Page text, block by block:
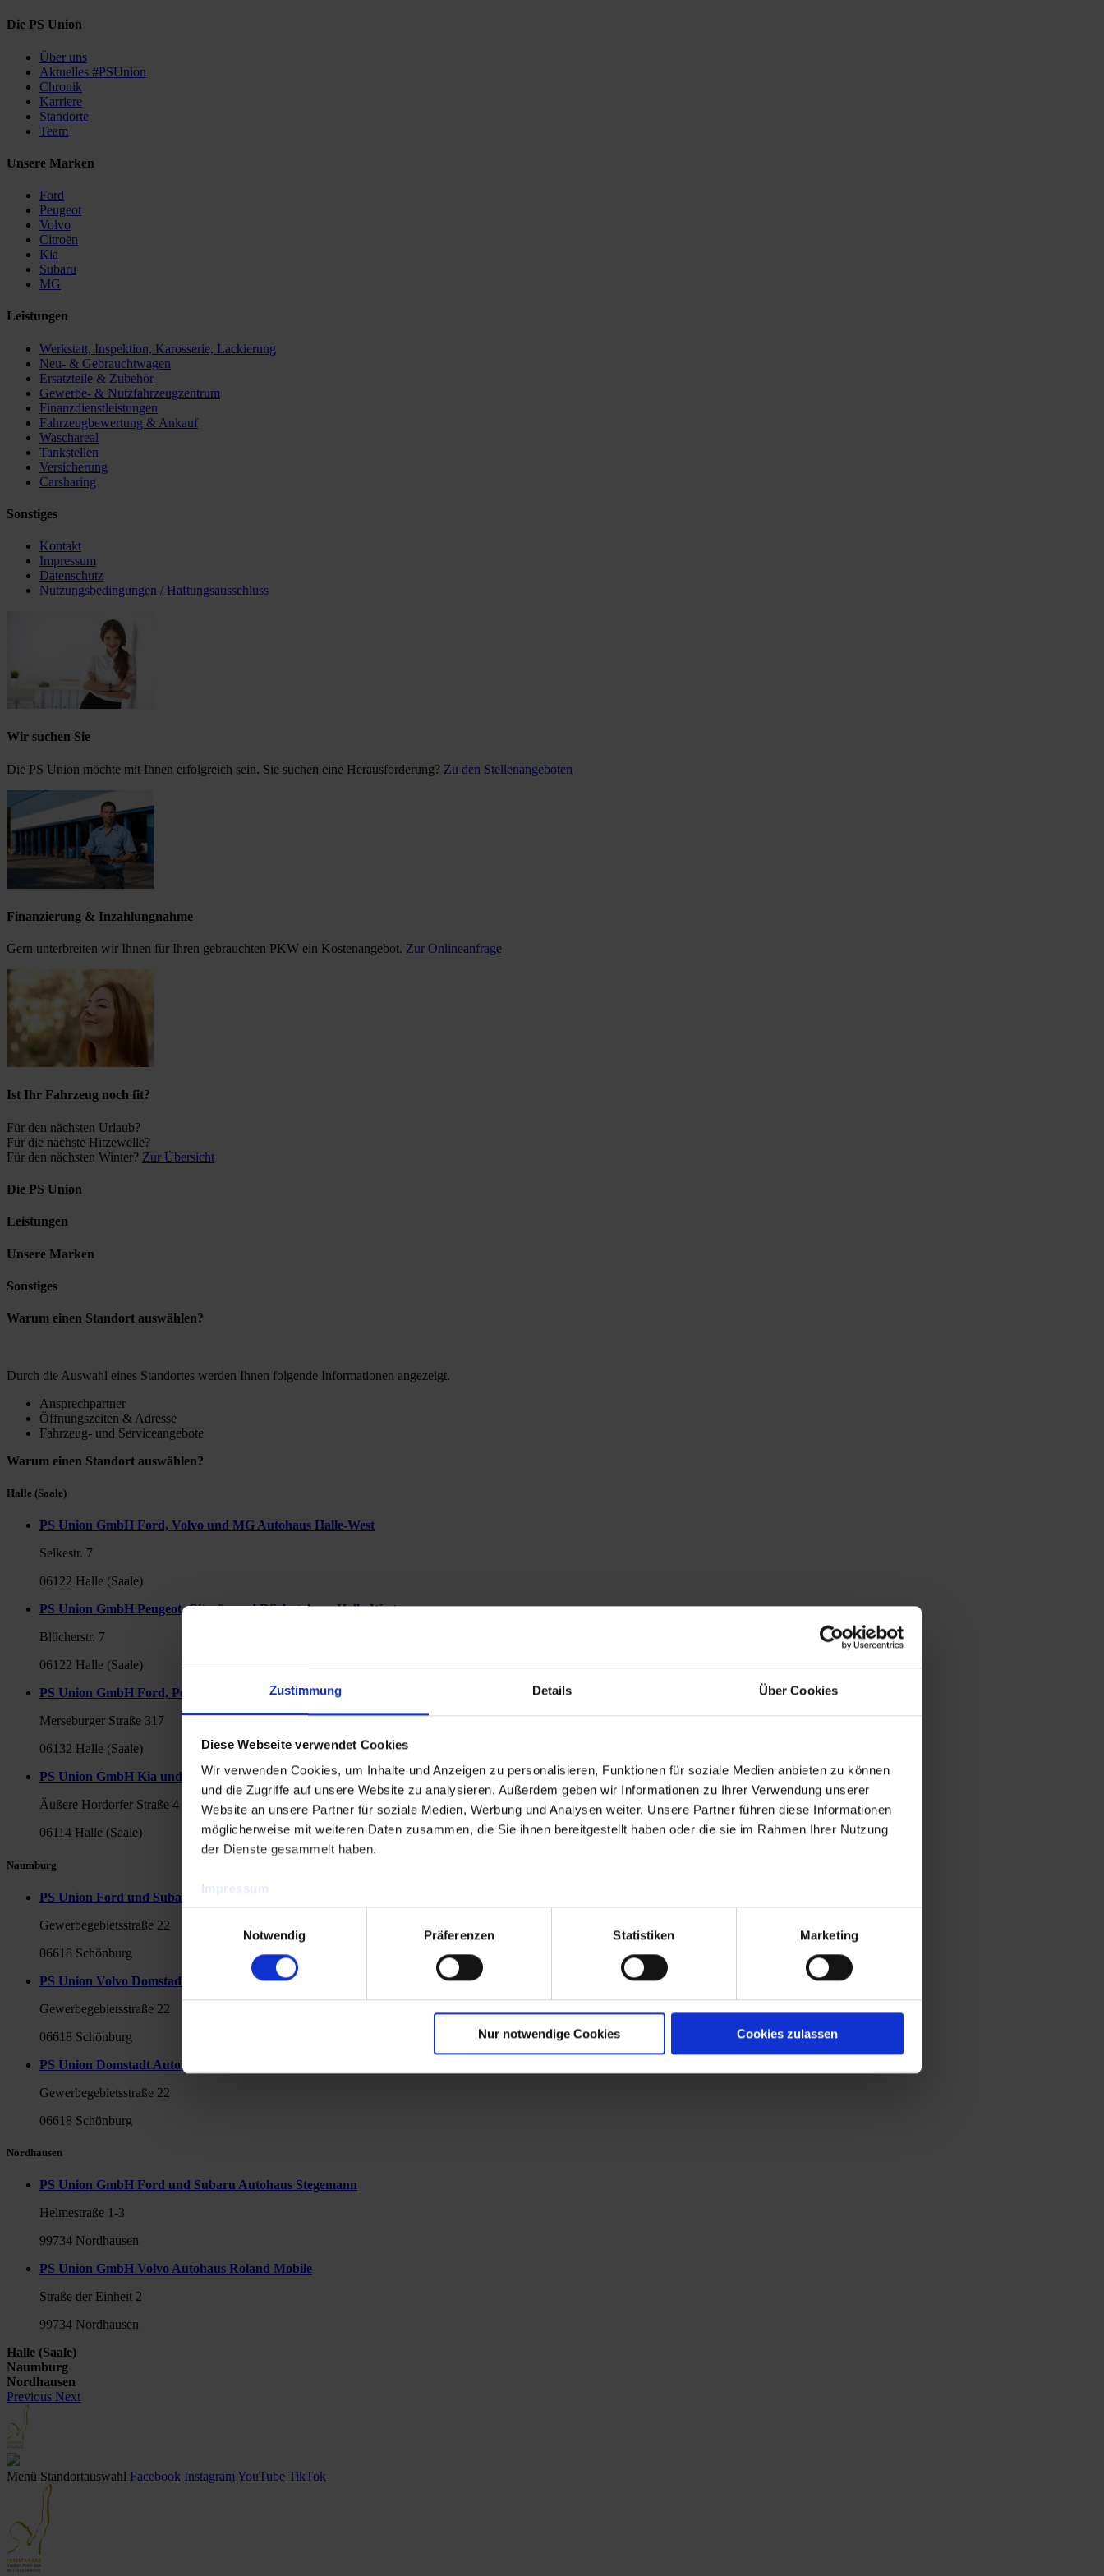
Zustimmung Details Über Cookies
Diese Webseite verwendet Cookies
Wir verwenden Cookies, um Inhalte und Anzeigen zu personalisieren, Funktionen für soziale Medien anbieten zu können
und die Zugriffe auf unsere Website zu analysieren. Außerdem geben wir Informationen zu Ihrer Verwendung unserer
Website an unsere Partner für soziale Medien, Werbung und Analysen weiter. Unsere Partner führen diese Informationen
möglicherweise mit weiteren Daten zusammen, die Sie ihnen bereitgestellt haben oder die sie im Rahmen Ihrer Nutzung
der Dienste gesammelt haben.
Impressum
Datenschutzerklärung
Notwendig
Präferenzen Statistiken Marketing
Nur notwendige Cookies Cookies zulassen
Die PS Union
Über uns
Aktuelles #PSUnion
Chronik
Karriere
Standorte
Team
Unsere Marken
Ford
Peugeot
Volvo
Citroën
Kia
Subaru
MG
Leistungen
Werkstatt, Inspektion, Karosserie, Lackierung
Neu- & Gebrauchtwagen
Ersatzteile & Zubehör
Gewerbe- & Nutzfahrzeugzentrum
Finanzdienstleistungen
Fahrzeugbewertung & Ankauf
Waschareal
Tankstellen
Versicherung
Carsharing
Sonstiges
Kontakt
Impressum
Datenschutz
Nutzungsbedingungen / Haftungsausschluss
Wir suchen Sie
Die PS Union möchte mit Ihnen erfolgreich sein. Sie suchen eine Herausforderung? Zu den Stellenangeboten
Finanzierung & Inzahlungnahme
Gern unterbreiten wir Ihnen für Ihren gebrauchten PKW ein Kostenangebot. Zur Onlineanfrage
Ist Ihr Fahrzeug noch fit?
Für den nächsten Urlaub?
Für die nächste Hitzewelle?
Für den nächsten Winter? Zur Übersicht
Die PS Union
Leistungen
Unsere Marken
Sonstiges
Warum einen Standort auswählen?
Durch die Auswahl eines Standortes werden Ihnen folgende Informationen angezeigt.
Ansprechpartner
Öffnungszeiten & Adresse
Fahrzeug- und Serviceangebote
Warum einen Standort auswählen?
Halle (Saale)
PS Union GmbH Ford, Volvo und MG Autohaus Halle-West
Selkestr. 7
06122 Halle (Saale)
PS Union GmbH Peugeot, Citroën und DS Autohaus Halle-West
Blücherstr. 7
06122 Halle (Saale)
PS Union GmbH Ford, Peugeot und Citroën Autohaus am Rosengarten
Merseburger Straße 317
06132 Halle (Saale)
PS Union GmbH Kia und Ford Autohaus am Wasserturm
Äußere Hordorfer Straße 4
06114 Halle (Saale)
Naumburg
PS Union Ford und Subaru Domstadt Autohaus GmbH
Gewerbegebietsstraße 22
06618 Schönburg
PS Union Volvo Domstadt Autohaus GmbH Domstadt Mobile
Gewerbegebietsstraße 22
06618 Schönburg
PS Union Domstadt Autohaus GmbH Domstadt Autoservice
Gewerbegebietsstraße 22
06618 Schönburg
Nordhausen
PS Union GmbH Ford und Subaru Autohaus Stegemann
Helmestraße 1-3
99734 Nordhausen
PS Union GmbH Volvo Autohaus Roland Mobile
Straße der Einheit 2
99734 Nordhausen
Halle (Saale)
Naumburg
Nordhausen
Previous Next
Menü Standortauswahl Facebook Instagram YouTube TikTok